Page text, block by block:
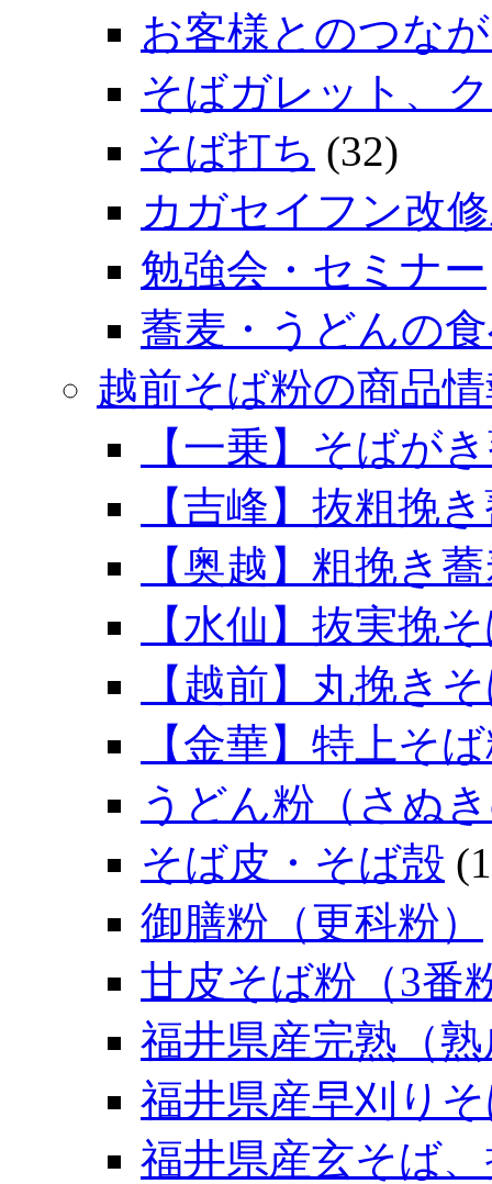
お客様とのつな
そばガレット、
そば打ち (32)
カガセイフン改
勉強会・セミナー
蕎麦・うどんの
越前そば粉の商品
【一乗】そばが
【吉峰】抜粗挽
【奥越】粗挽き
【水仙】抜実挽
【越前】丸挽き
【金華】特上そ
うどん粉（さぬ
そば皮・そば殻
御膳粉（更科粉）
甘皮そば粉（3番
福井県産完熟（
福井県産早刈り
福井県産玄そば